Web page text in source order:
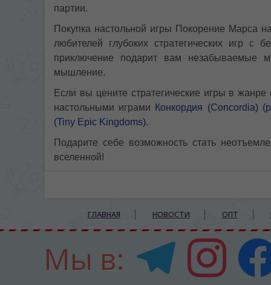
партии.
Покупка настольной игры Покорение Марса
любителей глубоких стратегических игр с
приключение подарит вам незабываемые
мышление.
Если вы цените стратегические игры в
настольными играми
Конкордия (Concordia)
(Tiny Epic Kingdoms).
Подарите себе возможность стать
вселенной!
ГЛАВНАЯ НОВОСТИ ОПТ
Мы в: